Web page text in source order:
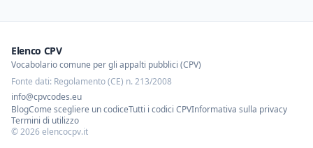
Elenco CPV
Vocabolario comune per gli appalti pubblici (CPV)
Fonte dati: Regolamento (CE) n. 213/2008
info@cpvcodes.eu
BlogCome scegliere un codiceTutti i codici CPVInformativa sulla privacy
Termini di utilizzo
©2026elencocpv.it